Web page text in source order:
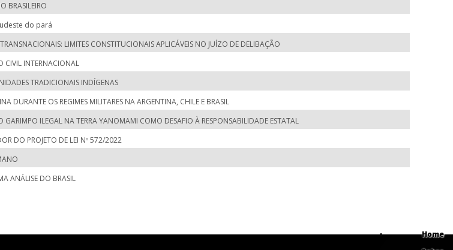
BRASILEIRO
do pará
LIMITES CONSTITUCIONAIS APLICÁVEIS NO JUÍZO DE DELIBAÇÃO
CIVIL INTERNACIONAL
TRADICIONAIS INDÍGENAS
DURANTE OS REGIMES MILITARES NA ARGENTINA, CHILE E BRASIL
ILEGAL NA TERRA YANOMAMI COMO DESAFIO À RESPONSABILIDADE ESTATAL
DO PROJETO DE LEI Nº 572/2022
ANÁLISE DO BRASIL
Home